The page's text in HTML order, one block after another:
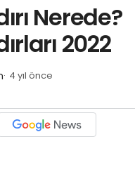
Nerede?
2022
4 yıl önce